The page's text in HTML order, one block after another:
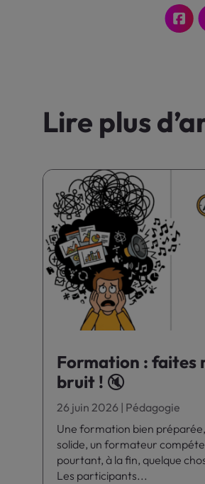
Lire plus
Formation : faites
bruit ! 🔇
26 juin 2026 | Pédagogie
Une formation bien
solide, un formateur
pourtant, à la fin, quelque
Les participants...